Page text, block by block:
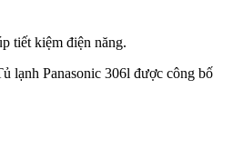
tiết kiệm điện năng.
lạnh Panasonic 306l được công bố